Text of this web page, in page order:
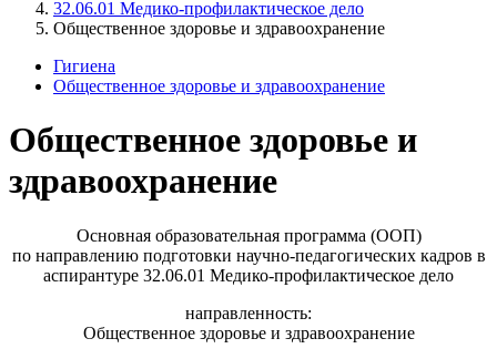
32.06.01 Медико-профилактическое дело
Общественное здоровье и здравоохранение
Гигиена
Общественное здоровье и здравоохранение
Общественное здоровье и
здравоохранение
Основная образовательная программа (ООП)
по направлению подготовки научно-педагогических кадров в
аспирантуре 32.06.01 Медико-профилактическое дело
направленность:
Общественное здоровье и здравоохранение